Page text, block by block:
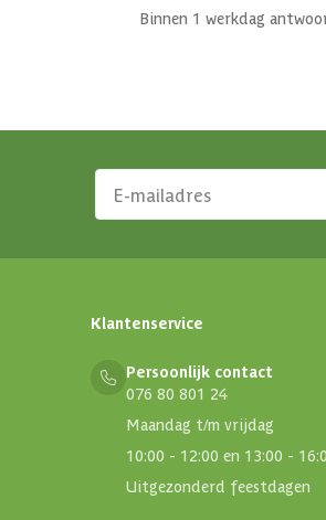
Binnen 1 werkdag
Klantenservice
Persoonlijk contact
076 80 801 24
Maandag t/m vrijdag
10:00 - 12:00 en 13:00 -
Uitgezonderd feestdagen